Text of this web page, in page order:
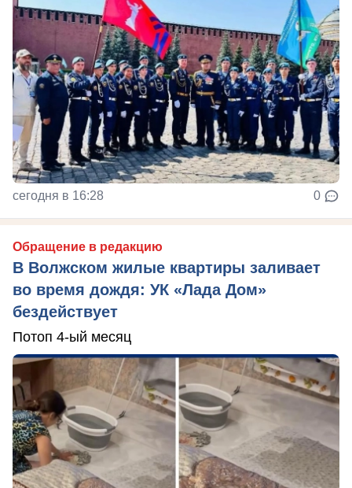
сегодня в 16:28 0
Обращение в редакцию
В Волжском жилые квартиры заливает
во время дождя: УК «Лада Дом»
бездействует
Потоп 4-ый месяц